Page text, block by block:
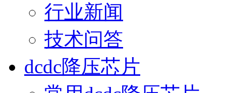
行业新闻
技术问答
dcdc降压芯片